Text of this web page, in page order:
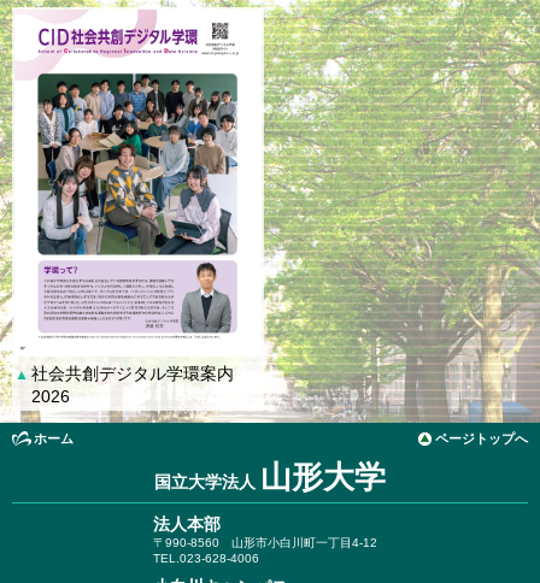
▲ 社会共創デジタル学環案内
2026
ホーム ページトップへ
国立大学法人 山形大学
法人本部
〒990-8560 山形市小白川町一丁目4-12
TEL.023-628-4006